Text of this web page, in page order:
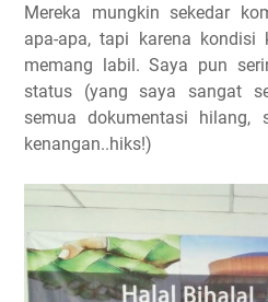
Mereka mungkin sekedar
apa-apa, tapi karena kondisi
memang labil. Saya pun
status (yang saya sangat
semua dokumentasi hilang,
kenangan..hiks!)